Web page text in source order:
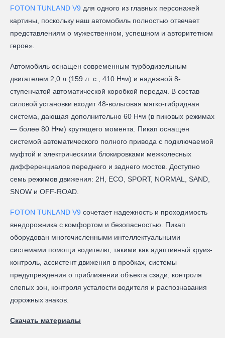
FOTON TUNLAND V9 для одного из главных персонажей
картины, поскольку наш автомобиль полностью отвечает
представлениям о мужественном, успешном и авторитетном
герое».
Автомобиль оснащен современным турбодизельным
двигателем 2,0 л (159 л. с., 410 Н•м) и надежной 8-
ступенчатой автоматической коробкой передач. В состав
силовой установки входит 48-вольтовая мягко-гибридная
система, дающая дополнительно 60 Н•м (в пиковых режимах
— более 80 Н•м) крутящего момента. Пикап оснащен
системой автоматического полного привода с подключаемой
муфтой и электрическими блокировками межколесных
дифференциалов переднего и заднего мостов. Доступно
семь режимов движения: 2H, ECO, SPORT, NORMAL, SAND,
SNOW и OFF-ROAD.
FOTON TUNLAND V9 сочетает надежность и проходимость
внедорожника с комфортом и безопасностью. Пикап
оборудован многочисленными интеллектуальными
системами помощи водителю, такими как адаптивный круиз-
контроль, ассистент движения в пробках, системы
предупреждения о приближении объекта сзади, контроля
слепых зон, контроля усталости водителя и распознавания
дорожных знаков.
Скачать материалы